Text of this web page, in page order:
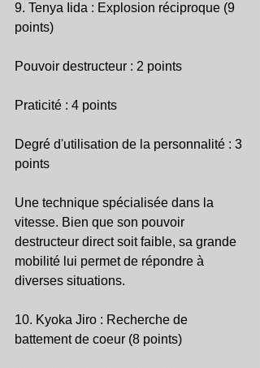
9. Tenya Iida : Explosion réciproque (9
points)
Pouvoir destructeur : 2 points
Praticité : 4 points
Degré d'utilisation de la personnalité : 3
points
Une technique spécialisée dans la
vitesse. Bien que son pouvoir
destructeur direct soit faible, sa grande
mobilité lui permet de répondre à
diverses situations.
10. Kyoka Jiro : Recherche de
battement de coeur (8 points)